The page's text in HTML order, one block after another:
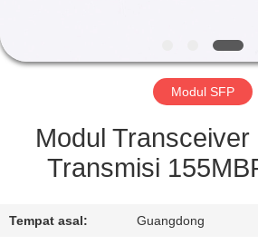
HUBUNGI
KAMI
PERMINTAAN
PENAWARAN
SITEMAP
Modul SFP
Modul Transceiver
Transmisi
Tempat asal: Guangdong